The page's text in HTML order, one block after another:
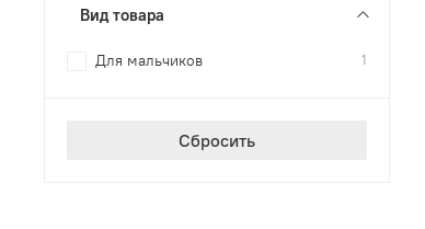
Вид товара
Для мальчиков 1
Сбросить